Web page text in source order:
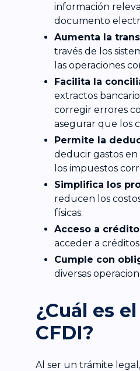
información
documento
Aumenta la
través de los
las operaciones
Facilita la
extractos
corregir errores
asegurar que los
Permite la
deducir gastos en
los impuestos
Simplifica los
reducen los
físicas.
Acceso a
acceder a
Cumple con
diversas
¿Cuál es
CFDI?
Al ser un trámite